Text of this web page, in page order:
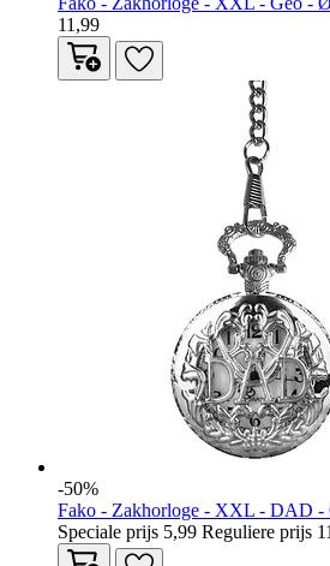
11,99
-50%
Fako - Zakhorloge - XXL - DAD
Speciale prijs 5,99 Reguliere prijs